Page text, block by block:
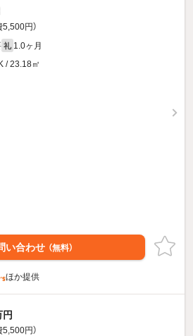
5,500円）
礼 1.0ヶ月
/ 23.18㎡
い合わせ （無料）
ほか提供
円
5,500円）